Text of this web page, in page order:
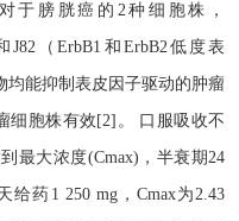
于膀胱癌的2种细胞株，
J82（ErbB1和ErbB2低度表
能抑制表皮因子驱动的肿瘤
细胞株有效[2]。 口服吸收不
最大浓度(Cmax)，半衰期24
药1 250 mg，Cmax为2.43